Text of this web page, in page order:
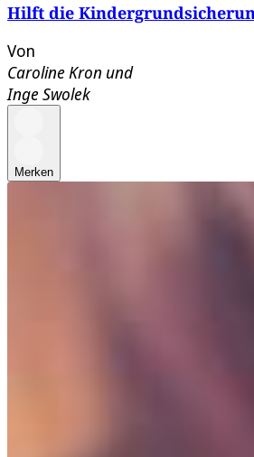
Hilft die
Von
Caroline Kron und
Inge Swolek
Merken